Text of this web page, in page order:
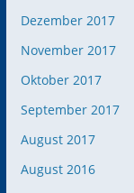
Dezember 2017
November 2017
Oktober 2017
September 2017
August 2017
August 2016